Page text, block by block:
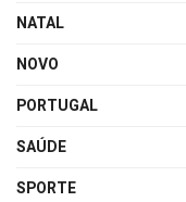
NATAL
NOVO
PORTUGAL
SAÚDE
SPORTE